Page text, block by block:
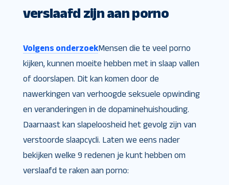
verslaafd zijn aan porno
Volgens onderzoekMensen die te veel porno
kijken, kunnen moeite hebben met in slaap vallen
of doorslapen. Dit kan komen door de
nawerkingen van verhoogde seksuele opwinding
en veranderingen in de dopaminehuishouding.
Daarnaast kan slapeloosheid het gevolg zijn van
verstoorde slaapcycli. Laten we eens nader
bekijken welke 9 redenen je kunt hebben om
verslaafd te raken aan porno: